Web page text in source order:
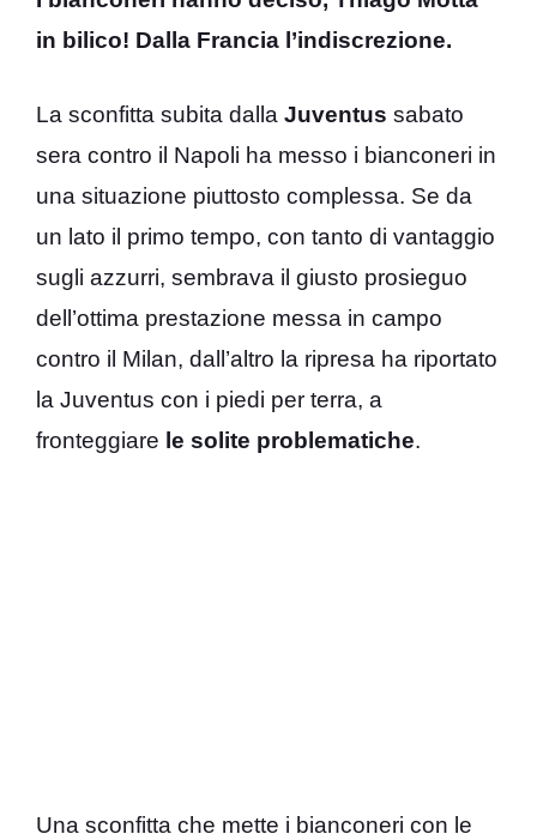
in bilico! Dalla Francia l’indiscrezione.
La sconfitta subita dalla Juventus sabato
sera contro il Napoli ha messo i bianconeri in
una situazione piuttosto complessa. Se da
un lato il primo tempo, con tanto di vantaggio
sugli azzurri, sembrava il giusto prosieguo
dell’ottima prestazione messa in campo
contro il Milan, dall’altro la ripresa ha riportato
la Juventus con i piedi per terra, a
fronteggiare le solite problematiche.
Una sconfitta che mette i bianconeri con le